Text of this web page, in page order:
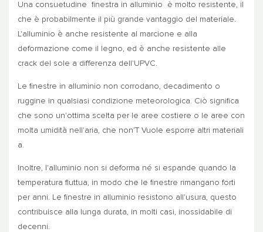
Una consuetudine finestra in alluminio
è molto resistente, il
che è probabilmente il più grande vantaggio del materiale.
L'alluminio è anche resistente al marcione e alla
deformazione come il legno, ed è anche resistente alle
crack del sole a differenza dell'UPVC.
Le finestre in alluminio non corrodano, decadimento o
ruggine in qualsiasi condizione meteorologica. Ciò significa
che sono un'ottima scelta per le aree costiere o le aree con
molta umidità nell'aria, che non’T Vuole esporre altri materiali
a.
Inoltre, l'alluminio non si deforma né si espande quando la
temperatura fluttua, in modo che le finestre rimangano forti
per anni. Le finestre in alluminio resistono all'usura, questo
contribuisce alla lunga durata, in molti casi, inossidabile di
decenni.